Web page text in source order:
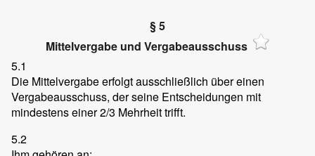
§ 5
Mittelvergabe und Vergabeausschuss
5.1
Die Mittelvergabe erfolgt ausschließlich über einen
Vergabeausschuss, der seine Entscheidungen mit
mindestens einer 2/3 Mehrheit trifft.
5.2